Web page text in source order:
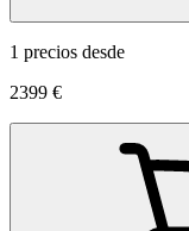
1 precios desde
2399 €